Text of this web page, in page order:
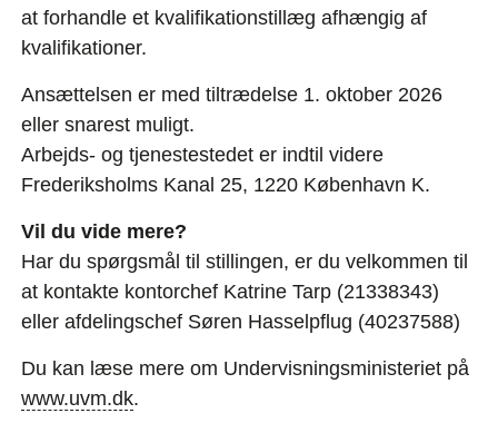
at forhandle et kvalifikationstillæg afhængig af
kvalifikationer.
Ansættelsen er med tiltrædelse 1. oktober 2026
eller snarest muligt.
Arbejds- og tjenestestedet er indtil videre
Frederiksholms Kanal 25, 1220 København K.
Vil du vide mere?
Har du spørgsmål til stillingen, er du velkommen til
at kontakte kontorchef Katrine Tarp (21338343)
eller afdelingschef Søren Hasselpflug (40237588)
Du kan læse mere om Undervisningsministeriet på
www.uvm.dk.